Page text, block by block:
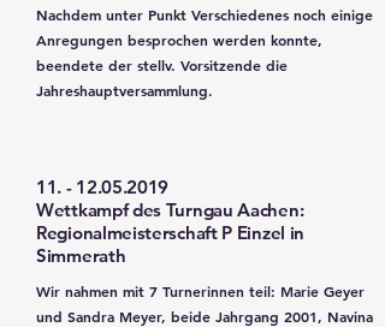
Nachdem unter Punkt Verschiedenes noch einige
Anregungen besprochen werden konnte,
beendete der stellv. Vorsitzende die
Jahreshauptversammlung.
11. - 12.05.2019
Wettkampf des Turngau Aachen:
Regionalmeisterschaft P Einzel in
Simmerath
Wir nahmen mit 7 Turnerinnen teil: Marie Geyer
und Sandra Meyer, beide Jahrgang 2001, Navina